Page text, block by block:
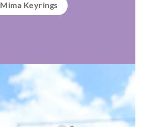
Mima Keyrings